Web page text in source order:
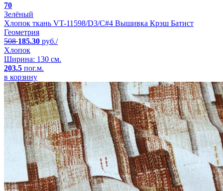
70
Зелёный
Хлопок ткань VT-11598/D3/C#4 Вышивка Крэш Батист
Геометрия
508185.30 руб./
Хлопок
Ширина: 130 см.
203.5 пог.м.
в корзину